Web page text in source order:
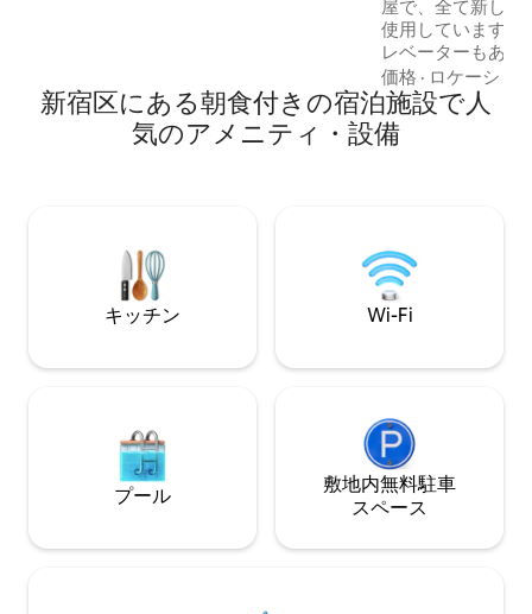
か所 - 4階：テラス（テーブル・チェア完
備） 全室個室スペースのため、他の方と
共有することはありません。 ベッド ダブ
ルベッド2台、シングルベッド2台、 和室
ジ、トースター、 アイロン、ドライヤー3
パー・薬局があり、大変便利です。 大型
商業施設イトーヨーカドーも近く 地下食
品などあります
屋で、全て新しい
使用しています。
レベーターもあり
で、キッチン、リ
室がそれぞれ扉で
下の3台のベッド
す。 ダブルサイ
やグループ、長期
自動洗浄ビデ付き
型テレビ、キッチ
庫、洗濯機など基
い捨て歯ブラシ、
食べ物は滞在中の
めに掲載していて
していません。
ただけます。 ・
いでください。
有料となります。
価格 · ロケーショ
新宿区にある朝食付きの宿泊施設で人
気のアメニティ・設備
キッチン Wi-Fi
プール
敷地内無料駐⁠車
ス⁠ペ⁠ー⁠ス